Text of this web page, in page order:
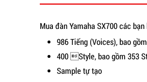
Mua đàn Yamaha SX700 các
986 Tiếng (Voices), bao
400 Style, bao gồm 353
Sample tự tạo